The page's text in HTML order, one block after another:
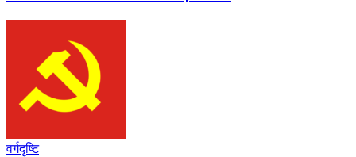
वर्गदृष्टि